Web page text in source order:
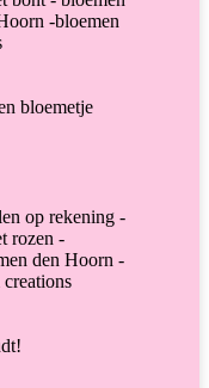
bloemetje